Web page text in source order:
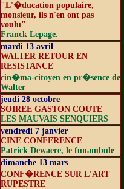
"L'�ducation populaire,
monsieur, ils n'en ont pas
voulu"
Franck Lepage.
mardi 13 avril
WALTER RETOUR EN
RESISTANCE
cin�ma-citoyen en pr�sence de
Walter
jeudi 28 octobre
SOIREE GASTON COUTE
LES MAUVAIS SENQUIERS
vendredi 7 janvier
CINE CONFERENCE
Patrick Dewaere, le funambule
dimanche 13 mars
CONF�RENCE SUR L'ART
RUPESTRE